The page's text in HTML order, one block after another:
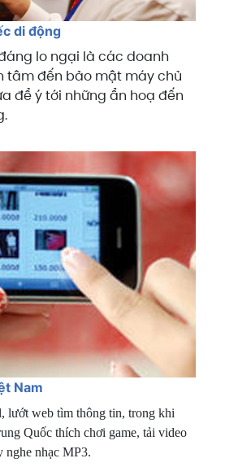
di động
lo ngại là các doanh
tâm đến bảo mật máy chủ
để ý tới những ẩn hoạ đến
Nam
lướt web tìm thông tin, trong khi
Quốc thích chơi game, tải video
nghe nhạc MP3.